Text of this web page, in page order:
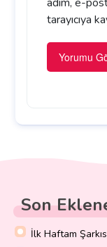
adım, e-
tarayıcıya
Son
İlk Haftam